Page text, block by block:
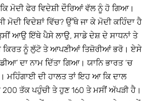
ਮੋਦੀ ਫੇਰ ਵਿਦੇਸ਼ੀ ਦੌਰਿਆਂ ਵੱਲ ਨੂੰ ਹੋ ਗਿਆ।
ਮੋਦੀ ਵਿਦੇਸ਼ਾਂ ਵਿੱਚ? ਉੱਥੇ ਜਾ ਕੇ ਮੋਦੀ ਕਹਿੰਦਾ ਹੈ
ਆਉ ਇੱਥੇ ਪੈਸੇ ਲਾਉ, ਸਾਡੇ ਦੇਸ਼ ਦੇ ਸਾਧਨਾਂ ਤੇ
ਕਿਰਤ ਨੂੰ ਲੁੱਟੋ ਤੇ ਆਪਣੀਆਂ ਤਿਜ਼ੋਰੀਆਂ ਭਰੋ। ਏਸੇ
ਦਾ ਨਾਮ ਦਿੱਤਾ ਗਿਆ। ਯਾਨਿ ਭਾਰਤ ‘ਚ
ਮਹਿੰਗਾਈ ਦੀ ਹਾਲਤ ਤਾਂ ਇਹ ਆ ਕਿ ਦਾਲ
200 ਤੱਕ ਪਹੁੰਚੀ ਤੇ ਹੁਣ 160 ਤੇ ਮਸੀਂ ਅੱਪੜੀ ਹੈ।